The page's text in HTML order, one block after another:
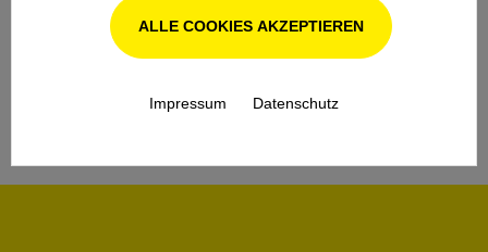
ALLE COOKIES AKZEPTIEREN
Impressum Datenschutz